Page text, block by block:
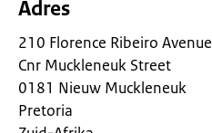
Adres
210 Florence Ribeiro Avenue
Cnr Muckleneuk Street
0181 Nieuw Muckleneuk
Pretoria